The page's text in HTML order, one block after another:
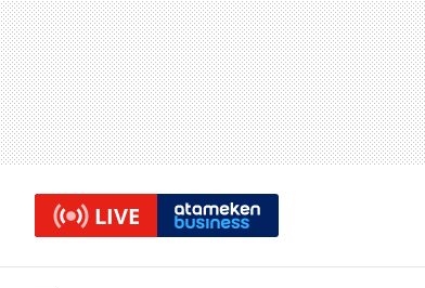
LIVE